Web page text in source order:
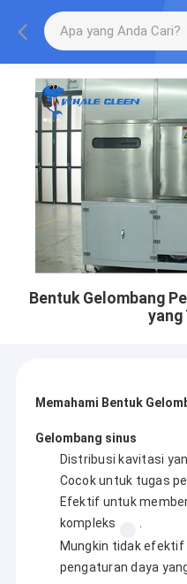
Bentuk Gelombang
yang
Memahami Bentuk
Gelombang sinus
Distribusi kavitasi
Cocok untuk tugas
Efektif untuk
kompleks
.
Mungkin tidak
pengaturan daya